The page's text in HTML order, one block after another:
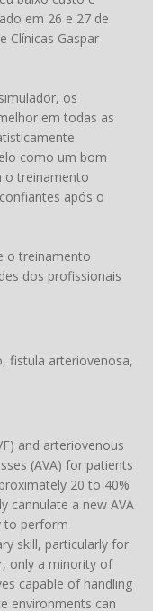
em 26 e 27 de
Clínicas Gaspar
os
em todas as
como um bom
o treinamento
após o
o treinamento
dos profissionais
fistula arteriovenosa,
and arteriovenous
(AVA) for patients
20 to 40%
cannulate a new AVA
to perform
skill, particularly for
only a minority of
capable of handling
environments can